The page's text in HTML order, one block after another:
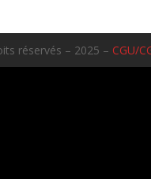
réservés – 2025 – CGU/